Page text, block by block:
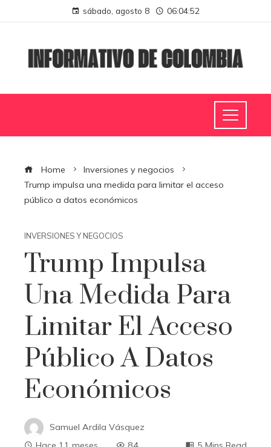
sábado, agosto 8 06:04:53
Home
Inversiones y negocios
Trump impulsa una medida para limitar el acceso
público a datos económicos
INVERSIONES Y NEGOCIOS
Trump Impulsa
Una Medida Para
Limitar El Acceso
Público A Datos
Económicos
Samuel Ardila Vásquez